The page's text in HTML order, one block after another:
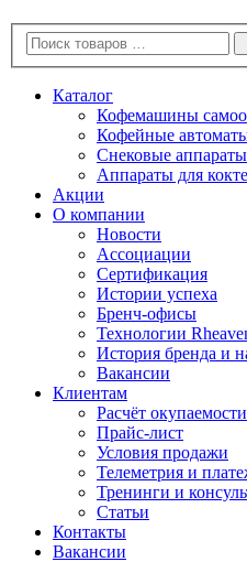
Каталог
Кофемашины
Кофейные
Снековые аппараты
Аппараты для
Акции
О компании
Новости
Ассоциации
Сертификация
Истории успеха
Бренч-офисы
Технологии
История бренда и
Вакансии
Клиентам
Расчёт окупаемости
Прайс-лист
Условия продажи
Телеметрия и
Тренинги и
Статьи
Контакты
Вакансии